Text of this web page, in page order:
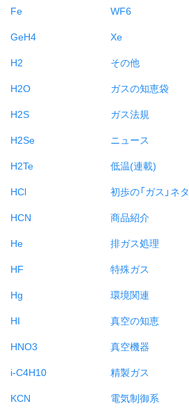
Fe
GeH4
H2
H2O
H2S
H2Se
H2Te
HCl
HCN
He
HF
Hg
HI
HNO3
i-C4H10
KCN
WF6
Xe
その他
ガスの知恵袋
ガス法規
ニュース
低温(連載)
初歩の「ガス」ネタ
商品紹介
排ガス処理
特殊ガス
環境関連
真空の知恵
真空機器
精製ガス
電気制御系